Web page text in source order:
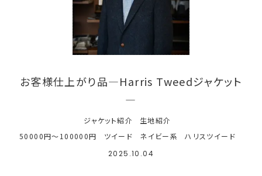
お客様仕上がり品―Harris Tweedジャケット
―
ジャケット紹介
生地紹介
50000円～100000円
ツイード ネイビー系
ハリスツイード
2025.10.04